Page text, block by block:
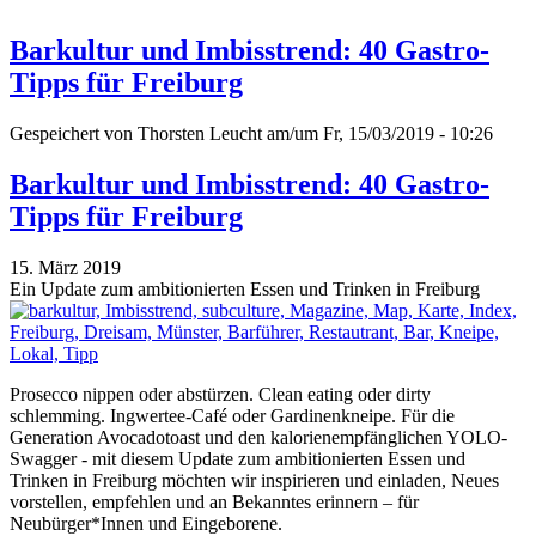
Barkultur und Imbisstrend: 40 Gastro-
Tipps für Freiburg
Gespeichert von Thorsten Leucht am/um Fr, 15/03/2019 - 10:26
Barkultur und Imbisstrend: 40 Gastro-
Tipps für Freiburg
15. März 2019
Ein Update zum ambitionierten Essen und Trinken in Freiburg
Prosecco nippen oder abstürzen. Clean eating oder dirty
schlemming. Ingwertee-Café oder Gardinenkneipe. Für die
Generation Avocadotoast und den kalorienempfänglichen YOLO-
Swagger - mit diesem Update zum ambitionierten Essen und
Trinken in Freiburg möchten wir inspirieren und einladen, Neues
vorstellen, empfehlen und an Bekanntes erinnern – für
Neubürger*Innen und Eingeborene.